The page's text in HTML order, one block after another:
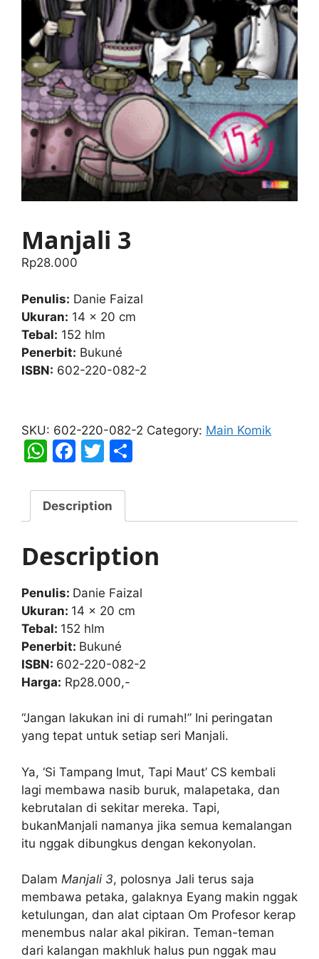
Manjali 3
Rp28.000
Penulis: Danie Faizal
Ukuran: 14 x 20 cm
Tebal: 152 hlm
Penerbit: Bukuné
ISBN: 602-220-082-2
3
quantity
SKU: 602-220-082-2 Category: Main Komik
W
at
s
p
p
F
c
e
o
o
k
T
itt
er e
Description
Description
Penulis: Danie Faizal
Ukuran: 14 x 20 cm
Tebal: 152 hlm
Penerbit: Bukuné
ISBN: 602-220-082-2
Harga: Rp28.000,-
“Jangan lakukan ini di rumah!” Ini peringatan
yang tepat untuk setiap seri Manjali.
Ya, ‘Si Tampang Imut, Tapi Maut’ CS kembali
lagi membawa nasib buruk, malapetaka, dan
kebrutalan di sekitar mereka. Tapi,
bukanManjali namanya jika semua kemalangan
itu nggak dibungkus dengan kekonyolan.
Dalam Manjali 3, polosnya Jali terus saja
membawa petaka, galaknya Eyang makin nggak
ketulungan, dan alat ciptaan Om Profesor kerap
menembus nalar akal pikiran. Teman-teman
dari kalangan makhluk halus pun nggak mau